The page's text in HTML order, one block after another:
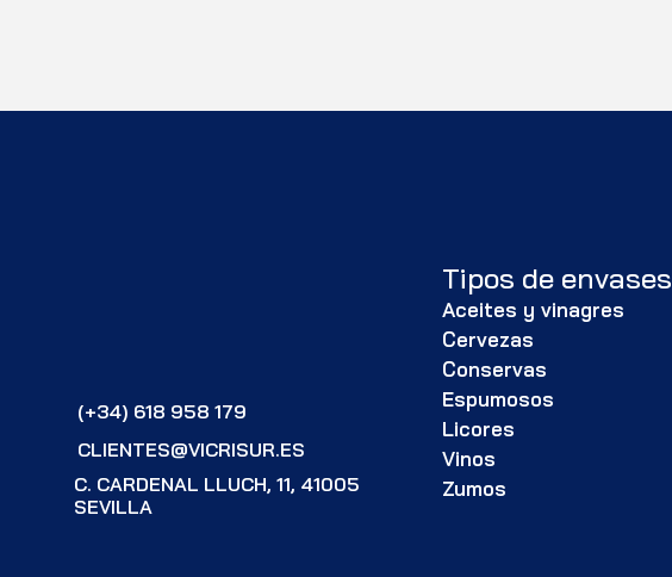
(+34) 618 958 179
CLIENTES@VICRISUR.ES
C. CARDENAL LLUCH, 11, 41005
SEVILLA
Tipos de envases
Aceites y vinagres
Cervezas
Conservas
Espumosos
Licores
Vinos
Zumos